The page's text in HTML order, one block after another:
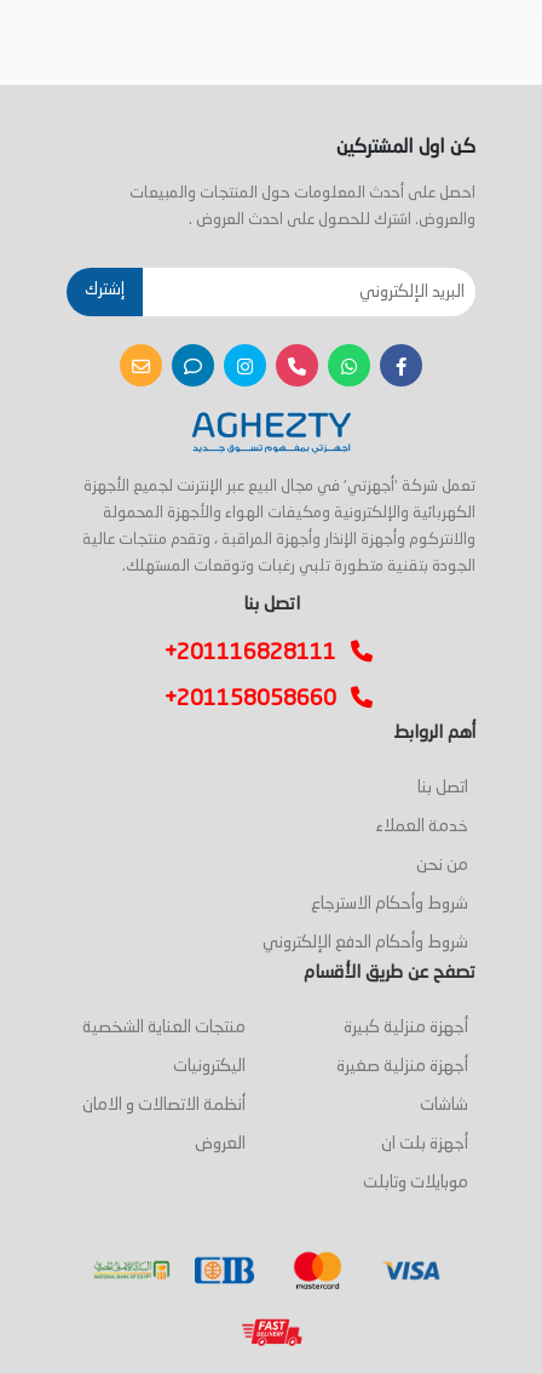
كن اول المشتركين
احصل على أحدث المعلومات حول المنتجات والمبيعات
والعروض. اشترك للحصول على احدث العروض .
إشترك
تعمل شركة 'أجهزتي' في مجال البيع عبر الإنترنت لجميع الأجهزة
الكهربائية والإلكترونية ومكيفات الهواء والأجهزة المحمولة
والانتركوم وأجهزة الإنذار وأجهزة المراقبة ، وتقدم منتجات عالية
الجودة بتقنية متطورة تلبي رغبات وتوقعات المستهلك.
اتصل بنا
+201116828111
+201158058660
أهم الروابط
اتصل بنا
خدمة العملاء
من نحن
شروط وأحكام الاسترجاع
شروط وأحكام الدفع الإلكتروني
تصفح عن طريق الأقسام
أجهزة منزلية كبيرة
أجهزة منزلية صغيرة
شاشات
أجهزة بلت ان
موبايلات وتابلت
منتجات العناية الشخصية
اليكترونيات
أنظمة الاتصالات و الامان
العروض